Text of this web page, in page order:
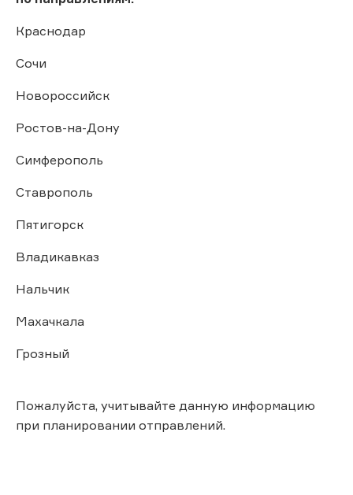
Краснодар
Сочи
Новороссийск
Ростов-на-Дону
Симферополь
Ставрополь
Пятигорск
Владикавказ
Нальчик
Махачкала
Грозный
Пожалуйста, учитывайте данную информацию
при планировании отправлений.